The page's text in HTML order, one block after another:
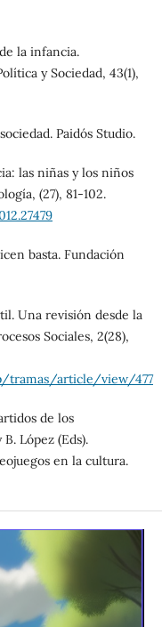
la infancia.
y Sociedad, 43(1),
Paidós Studio.
las niñas y los niños
(27), 81-102.
basta. Fundación
Una revisión desde la
Sociales, 2(28),
tramas/article/view/477
de los
López (Eds).
en la cultura.